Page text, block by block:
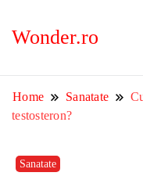
Wonder.ro
Home Sanatate
testosteron?
Sanatate